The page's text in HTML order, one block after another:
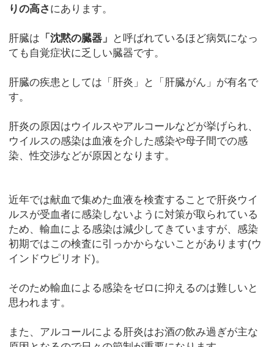
りの高さ にあります。
肝臓は 「沈黙の臓器」
と呼ばれているほど病気になっ
ても自覚症状に乏しい臓器です。
肝臓の疾患としては「肝炎」と「肝臓がん」が有名で
す。
肝炎の原因はウイルスやアルコールなどが挙げられ、
ウイルスの感染は血液を介した感染や母子間での感
染、性交渉などが原因となります。
近年では献血で集めた血液を検査することで肝炎ウイ
ルスが受血者に感染しないように対策が取られている
ため、輸血による感染は減少してきていますが、感染
初期ではこの検査に引っかからないことがあります(ウ
インドウピリオド)。
そのため輸血による感染をゼロに抑えるのは難しいと
思われます。
また、アルコールによる肝炎はお酒の飲み過ぎが主な